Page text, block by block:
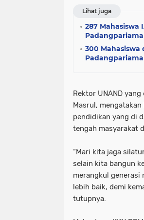
Lihat juga
287 Mahasiswa
300 Mahasiswa
Rektor UNAND
Masrul,
pendidikan yang di
tengah masyarakat
“Mari kita jaga
selain kita bangun
merangkul generasi
lebih baik, demi
tutupnya.